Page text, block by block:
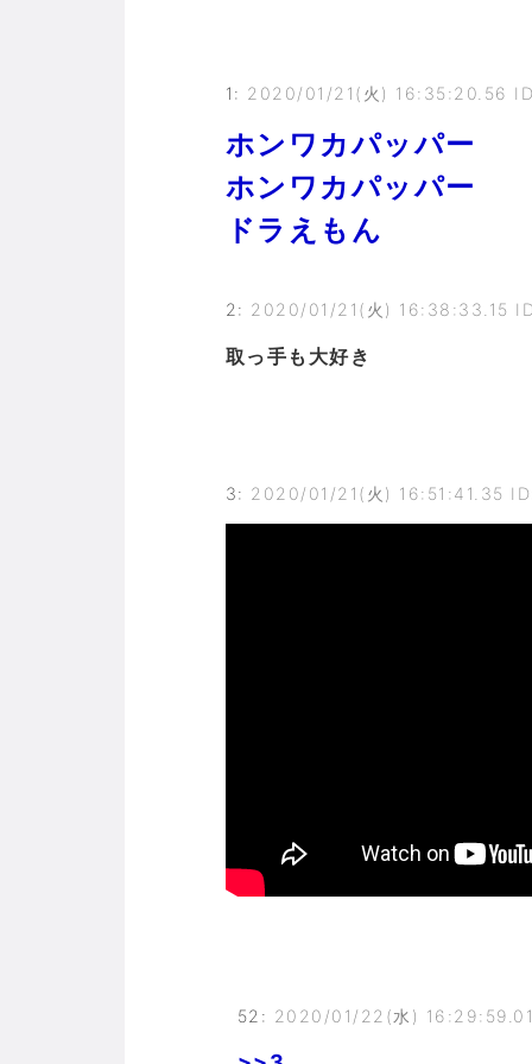
1 : 2020/01/21(火) 16:35:20.56
ホンワカパッパー
ホンワカパッパー
ドラえもん
2 : 2020/01/21(火) 16:38:33.15
取っ手も大好き
3: 2020/01/21(火) 16:51:41.35
52 : 2020/01/22(水)